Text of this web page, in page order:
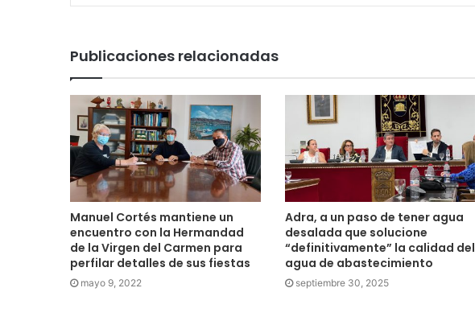
Publicaciones relacionadas
Manuel Cortés mantiene un
encuentro con la Hermandad
de la Virgen del Carmen para
perfilar detalles de sus fiestas
mayo 9, 2022
Adra, a un paso de tener agua
desalada que solucione
“definitivamente” la calidad del
agua de abastecimiento
septiembre 30, 2025